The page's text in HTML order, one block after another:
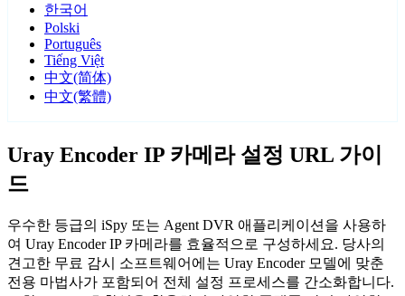
한국어
Polski
Português
Tiếng Việt
中文(简体)
中文(繁體)
Uray Encoder IP 카메라 설정 URL 가이
드
우수한 등급의 iSpy 또는 Agent DVR 애플리케이션을 사용하
여 Uray Encoder IP 카메라를 효율적으로 구성하세요. 당사의
견고한 무료 감시 소프트웨어에는 Uray Encoder 모델에 맞춘
전용 마법사가 포함되어 전체 설정 프로세스를 간소화합니다.